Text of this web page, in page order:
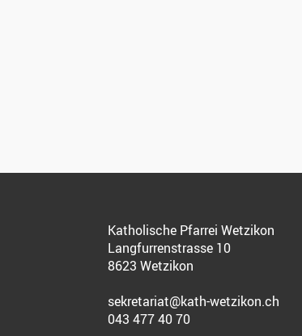
Katholische Pfarrei Wetzikon
Langfurrenstrasse 10
8623 Wetzikon
sekretariat@kath-wetzikon.ch
043 477 40 70